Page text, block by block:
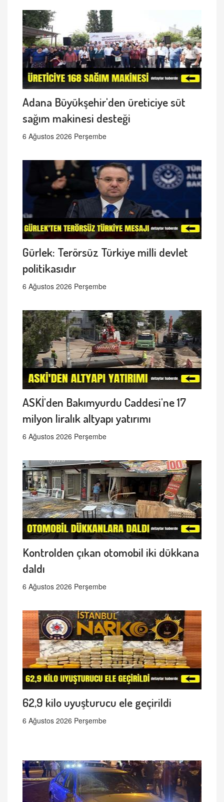
Adana Büyükşehir'den üreticiye süt
sağım makinesi desteği
6 Ağustos 2026 Perşembe
Gürlek: Terörsüz Türkiye milli devlet
politikasıdır
6 Ağustos 2026 Perşembe
ASKİ'den Bakımyurdu Caddesi'ne 17
milyon liralık altyapı yatırımı
6 Ağustos 2026 Perşembe
Kontrolden çıkan otomobil iki dükkana
daldı
6 Ağustos 2026 Perşembe
62,9 kilo uyuşturucu ele geçirildi
6 Ağustos 2026 Perşembe